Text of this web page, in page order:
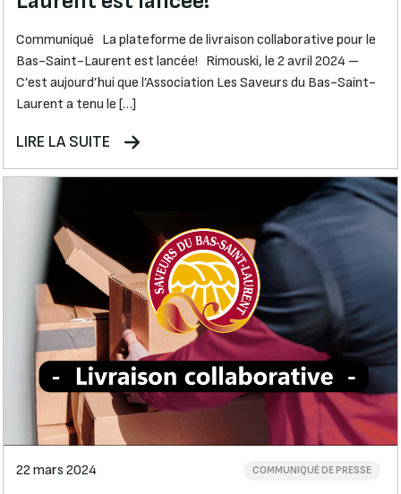
Communiqué La plateforme de livraison collaborative pour le
Bas-Saint-Laurent est lancée! Rimouski, le 2 avril 2024 –
C’est aujourd’hui que l’Association Les Saveurs du Bas-Saint-
Laurent a tenu le […]
LIRE LA SUITE
22 mars 2024 COMMUNIQUÉ DE PRESSE